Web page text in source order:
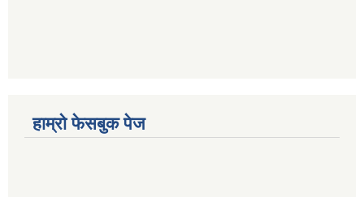
हाम्रो फेसबुक पेज